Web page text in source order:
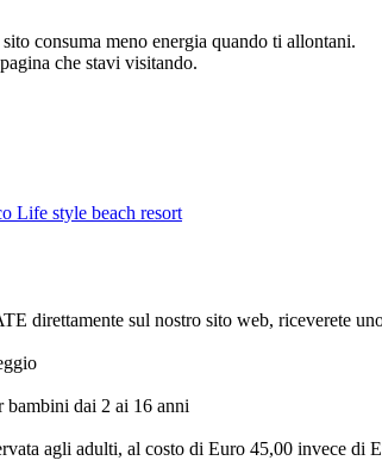
consuma meno energia quando ti allontani.
che stavi visitando.
Life style beach resort
direttamente sul nostro sito web, riceverete
dai 2 ai 16 anni
agli adulti, al costo di Euro 45,00 invece di